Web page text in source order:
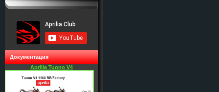
Документация
Aprilia Tuono V4